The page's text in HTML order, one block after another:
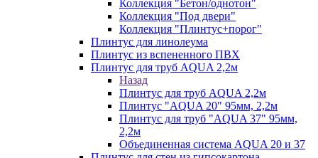
Коллекция "Бетон/однотон"
Коллекция "Под двери"
Коллекция "Плинтус+порог"
Плинтус для линолеума
Плинтус из вспененного ПВХ
Плинтус для труб AQUA 2,2м
Назад
Плинтус для труб AQUA 2,2м
Плинтус "AQUA 20" 95мм, 2,2м
Плинтус для труб "AQUA 37" 95мм,
2,2м
Объединенная система AQUA 20 и 37